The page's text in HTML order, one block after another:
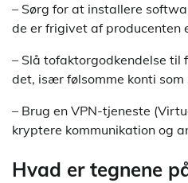
– Sørg for at installere
de er frigivet af producenten
– Slå tofaktorgodkendelse til
det, især følsomme konti
– Brug en VPN-tjeneste
kryptere kommunikation og
Hvad er tegnene